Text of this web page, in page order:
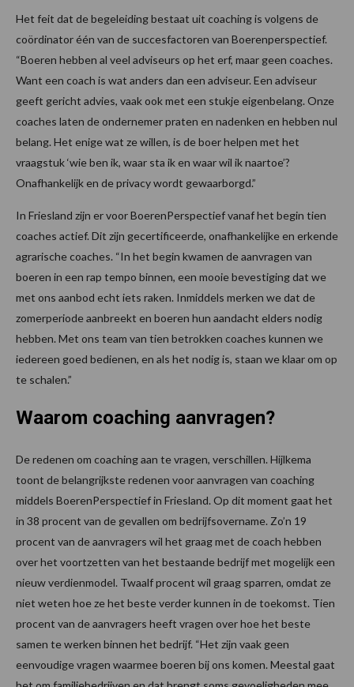
Het feit dat de begeleiding bestaat uit coaching is volgens de
coördinator één van de succesfactoren van Boerenperspectief.
“Boeren hebben al veel adviseurs op het erf, maar geen coaches.
Want een coach is wat anders dan een adviseur. Een adviseur
geeft gericht advies, vaak ook met een stukje eigenbelang. Onze
coaches laten de ondernemer praten en nadenken en hebben nul
belang. Het enige wat ze willen, is de boer helpen met het
vraagstuk ‘wie ben ik, waar sta ik en waar wil ik naartoe’?
Onafhankelijk en de privacy wordt gewaarborgd.”
In Friesland zijn er voor BoerenPerspectief vanaf het begin tien
coaches actief. Dit zijn gecertificeerde, onafhankelijke en erkende
agrarische coaches. “In het begin kwamen de aanvragen van
boeren in een rap tempo binnen, een mooie bevestiging dat we
met ons aanbod echt iets raken. Inmiddels merken we dat de
zomerperiode aanbreekt en boeren hun aandacht elders nodig
hebben. Met ons team van tien betrokken coaches kunnen we
iedereen goed bedienen, en als het nodig is, staan we klaar om op
te schalen.”
Waarom coaching aanvragen?
De redenen om coaching aan te vragen, verschillen. Hijlkema
toont de belangrijkste redenen voor aanvragen van coaching
middels BoerenPerspectief in Friesland. Op dit moment gaat het
in 38 procent van de gevallen om bedrijfsovername. Zo’n 19
procent van de aanvragers wil het graag met de coach hebben
over het voortzetten van het bestaande bedrijf met mogelijk een
nieuw verdienmodel. Twaalf procent wil graag sparren, omdat ze
niet weten hoe ze het beste verder kunnen in de toekomst. Tien
procent van de aanvragers heeft vragen over hoe het beste
samen te werken binnen het bedrijf. “Het zijn vaak geen
eenvoudige vragen waarmee boeren bij ons komen. Meestal gaat